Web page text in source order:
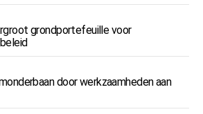
grondportefeuille voor
door werkzaamheden aan